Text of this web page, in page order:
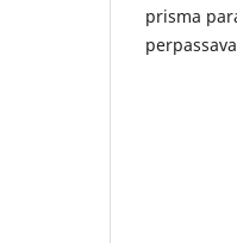
prisma